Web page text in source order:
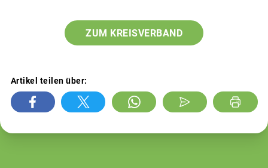
ZUM KREISVERBAND
Artikel teilen über: